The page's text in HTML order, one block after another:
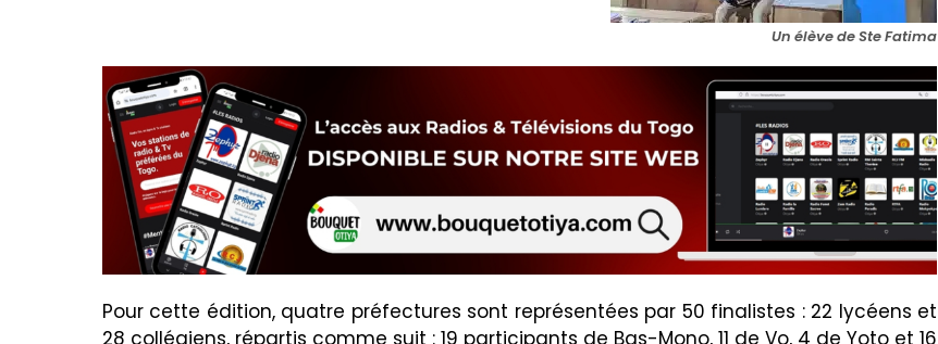
Un élève de Ste Fatima
Pour cette édition, quatre préfectures sont représentées par 50 finalistes : 22 lycéens et
28 collégiens, répartis comme suit : 19 participants de Bas-Mono, 11 de Vo, 4 de Yoto et 16